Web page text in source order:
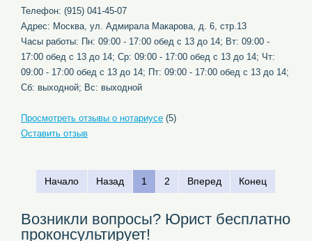
Телефон: (915) 041-45-07
Адрес: Москва, ул. Адмирала Макарова, д. 6, стр.13
Часы работы: Пн: 09:00 - 17:00 обед с 13 до 14; Вт: 09:00 -
17:00 обед с 13 до 14; Ср: 09:00 - 17:00 обед с 13 до 14; Чт:
09:00 - 17:00 обед с 13 до 14; Пт: 09:00 - 17:00 обед с 13 до 14;
Сб: выходной; Вс: выходной
Просмотреть отзывы о нотариусе (5)
Оставить отзыв
Начало Назад 1 2 Вперед Конец
Возникли вопросы? Юрист бесплатно
проконсультирует!